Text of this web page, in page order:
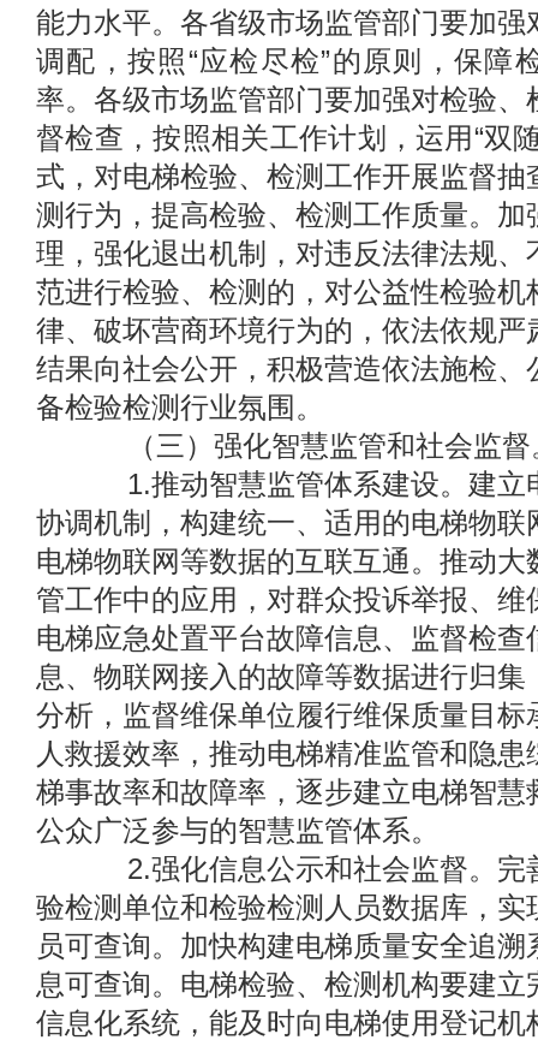
能力水平。各省级市场监管部门要加强
调配，按照“应检尽检”的原则，保障
率。各级市场监管部门要加强对检验、
督检查，按照相关工作计划，运用“双
式，对电梯检验、检测工作开展监督抽
测行为，提高检验、检测工作质量。加
理，强化退出机制，对违反法律法规、
范进行检验、检测的，对公益性检验机
律、破坏营商环境行为的，依法依规严
结果向社会公开，积极营造依法施检、
备检验检测行业氛围。
（三）强化智慧监管和社会监督
1.推动智慧监管体系建设。建立
协调机制，构建统一、适用的电梯物联
电梯物联网等数据的互联互通。推动大
管工作中的应用，对群众投诉举报、维
电梯应急处置平台故障信息、监督检查
息、物联网接入的故障等数据进行归集
分析，监督维保单位履行维保质量目标
人救援效率，推动电梯精准监管和隐
梯事故率和故障率，逐步建立电梯智慧
公众广泛参与的智慧监管体系。
2.强化信息公示和社会监督。完
验检测单位和检验检测人员数据库，实
员可查询。加快构建电梯质量安全追
息可查询。电梯检验、检测机构要建立
信息化系统，能及时向电梯使用登记机